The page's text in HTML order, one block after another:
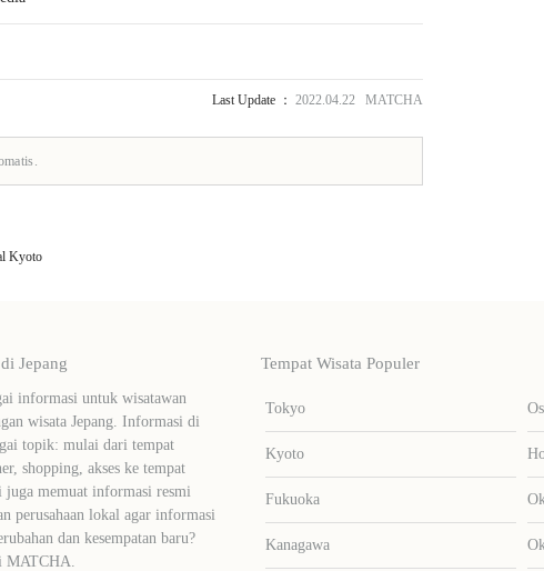
Last Update ： 2022.04.22 MATCHA
Kyoto
Jepang
informasi untuk wisatawan
wisata Jepang. Informasi di
topik: mulai dari tempat
shopping, akses ke tempat
juga memuat informasi resmi
perusahaan lokal agar informasi
dan kesempatan baru?
MATCHA.
Tempat Wisata Populer
Tokyo
Kyoto
Fukuoka
Kanagawa